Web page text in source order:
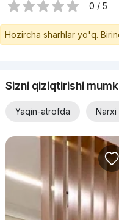
0 / 5
Hozircha sharhlar yo'q.
Sizni qiziqtirishi
Yaqin-atrofda